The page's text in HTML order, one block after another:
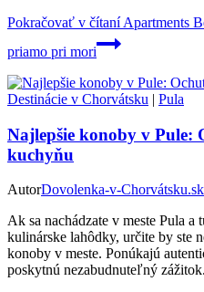
Pokračovať v čítaníApartments
priamo pri mori
Destinácie v Chorvátsku | Pula
Najlepšie konoby v
kuchyňu
AutorDovolenka-v-Chorvátsku.sk
Ak sa nachádzate v meste Pula
kulinárske lahôdky, určite by ste
konoby v meste. Ponúkajú
poskytnú nezabudnuteľný zážitok.